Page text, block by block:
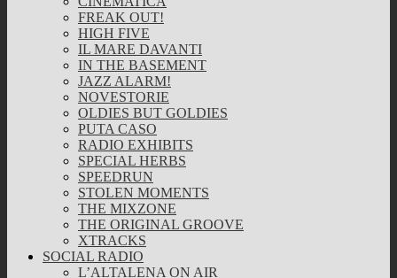
FREAK OUT!
HIGH FIVE
IL MARE DAVANTI
IN THE BASEMENT
JAZZ ALARM!
NOVESTORIE
OLDIES BUT GOLDIES
PUTA CASO
RADIO EXHIBITS
SPECIAL HERBS
SPEEDRUN
STOLEN MOMENTS
THE MIXZONE
THE ORIGINAL GROOVE
XTRACKS
SOCIAL RADIO
L’ALTALENA ON AIR